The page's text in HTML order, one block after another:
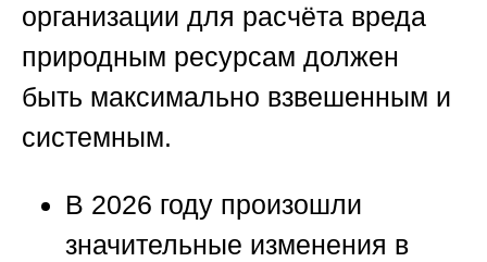
организации для расчёта вреда
природным ресурсам должен
быть максимально взвешенным и
системным.
В 2026 году произошли
значительные изменения в